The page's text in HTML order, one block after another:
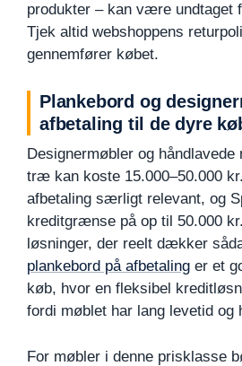
produkter – kan være undtaget
Tjek altid webshoppens
gennemfører købet.
Plankebord og
afbetaling til de dyre
Designermøbler og
træ kan koste 15.000–50.000
afbetaling særligt relevant, og
kreditgrænse på op til 50.000
løsninger, der reelt dækker
plankebord på afbetaling er et
køb, hvor en fleksibel
fordi møblet har lang levetid
For møbler i denne prisklasse